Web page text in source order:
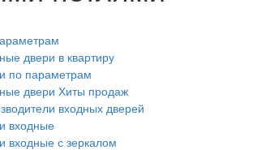
двери в квартиру
по параметрам
двери Хиты продаж
входных дверей
входные
входные с зеркалом